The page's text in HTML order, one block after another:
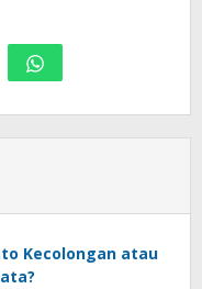
Kecolongan atau